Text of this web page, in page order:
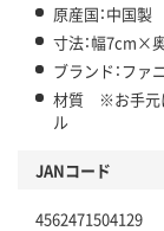
原産国：中国製
寸法：幅7cm×
ブランド：ファ
材質 ※お手元
ル
JANコード
4562471504129